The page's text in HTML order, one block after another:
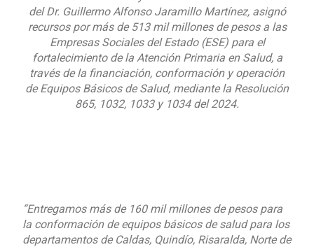
del Dr. Guillermo Alfonso Jaramillo Martínez, asignó
recursos por más de 513 mil millones de pesos a las
Empresas Sociales del Estado (ESE) para el
fortalecimiento de la Atención Primaria en Salud, a
través de la financiación, conformación y operación
de Equipos Básicos de Salud, mediante la Resolución
865, 1032, 1033 y 1034 del 2024.
“Entregamos más de 160 mil millones de pesos para
la conformación de equipos básicos de salud para los
departamentos de Caldas, Quindío, Risaralda, Norte de